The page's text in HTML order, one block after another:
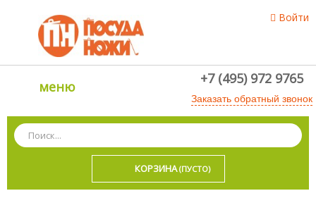
Войти
меню +7 (495) 972 9765
Заказать обратный звонок
КОРЗИНА (ПУСТО)